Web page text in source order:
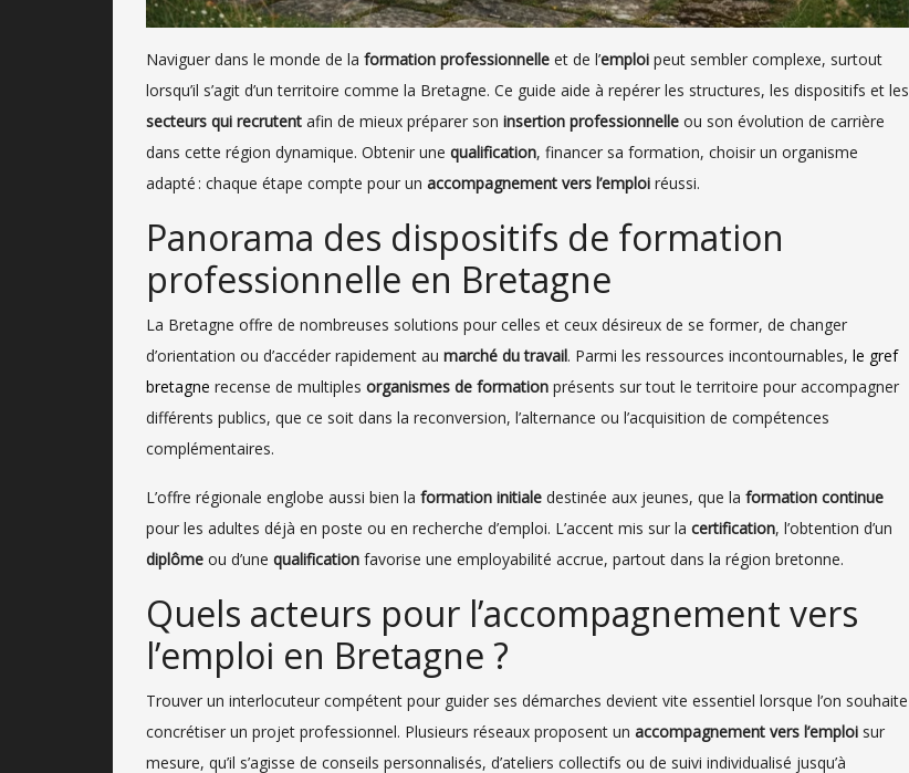
Naviguer dans le monde de la formation professionnelle et de l’emploi peut sembler complexe, surtout
lorsqu’il s’agit d’un territoire comme la Bretagne. Ce guide aide à repérer les structures, les dispositifs et les
secteurs qui recrutent afin de mieux préparer son insertion professionnelle ou son évolution de carrière
dans cette région dynamique. Obtenir une qualification, financer sa formation, choisir un organisme
adapté : chaque étape compte pour un accompagnement vers l’emploi réussi.
Panorama des dispositifs de formation
professionnelle en Bretagne
La Bretagne offre de nombreuses solutions pour celles et ceux désireux de se former, de changer
d’orientation ou d’accéder rapidement au marché du travail. Parmi les ressources incontournables, le gref
bretagne recense de multiples organismes de formation présents sur tout le territoire pour accompagner
différents publics, que ce soit dans la reconversion, l’alternance ou l’acquisition de compétences
complémentaires.
L’offre régionale englobe aussi bien la formation initiale destinée aux jeunes, que la formation continue
pour les adultes déjà en poste ou en recherche d’emploi. L’accent mis sur la certification, l’obtention d’un
diplôme ou d’une qualification favorise une employabilité accrue, partout dans la région bretonne.
Quels acteurs pour l’accompagnement vers
l’emploi en Bretagne ?
Trouver un interlocuteur compétent pour guider ses démarches devient vite essentiel lorsque l’on souhaite
concrétiser un projet professionnel. Plusieurs réseaux proposent un accompagnement vers l’emploi sur
mesure, qu’il s’agisse de conseils personnalisés, d’ateliers collectifs ou de suivi individualisé jusqu’à